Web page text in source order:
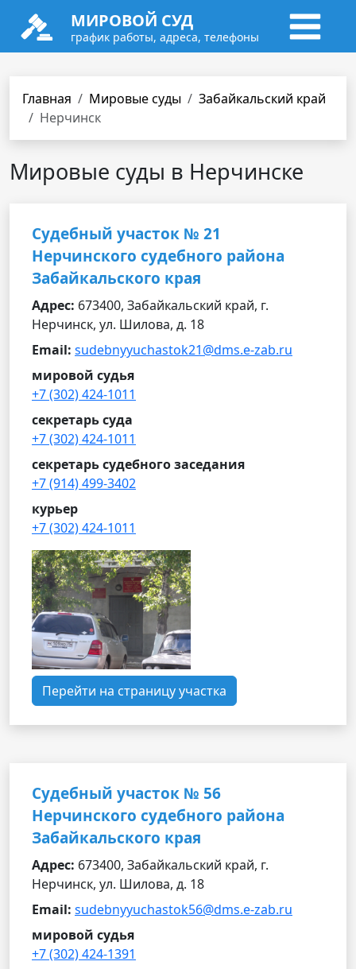
МИРОВОЙ СУД
график работы, адреса, телефоны
Главная Мировые суды
Забайкальский край
Нерчинск
Мировые суды в Нерчинске
Судебный участок № 21
Нерчинского судебного района
Забайкальского края
Адрес: 673400, Забайкальский край, г.
Нерчинск, ул. Шилова, д. 18
Email: sudebnyyuchastok21@dms.e-zab.ru
мировой судья
+7 (302) 424-1011
секретарь суда
+7 (302) 424-1011
секретарь судебного заседания
+7 (914) 499-3402
курьер
+7 (302) 424-1011
Перейти на страницу участка
Судебный участок № 56
Нерчинского судебного района
Забайкальского края
Адрес: 673400, Забайкальский край, г.
Нерчинск, ул. Шилова, д. 18
Email: sudebnyyuchastok56@dms.e-zab.ru
мировой судья
+7 (302) 424-1391